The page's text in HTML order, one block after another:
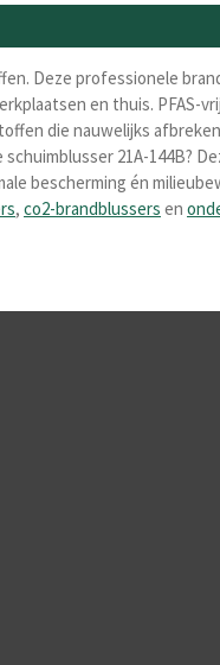
Deze professionele
en thuis. PFAS-
die nauwelijks
21A-144B?
bescherming én
, co2-brandblussers en